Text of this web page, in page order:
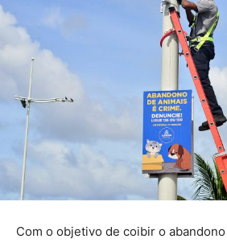
Com o objetivo de coibir o